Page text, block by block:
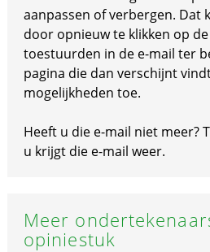
aanpassen of verbergen. Dat
door opnieuw te klikken op
toestuurden in de e-mail ter
pagina die dan verschijnt
mogelijkheden toe.
Heeft u die e-mail niet meer?
u krijgt die e-mail weer.
Meer
opiniestuk